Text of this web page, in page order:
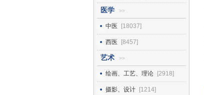
医学 >>
中医 [18037]
西医 [8457]
艺术 >>
绘画、工艺、理论 [2918]
摄影、设计 [1214]